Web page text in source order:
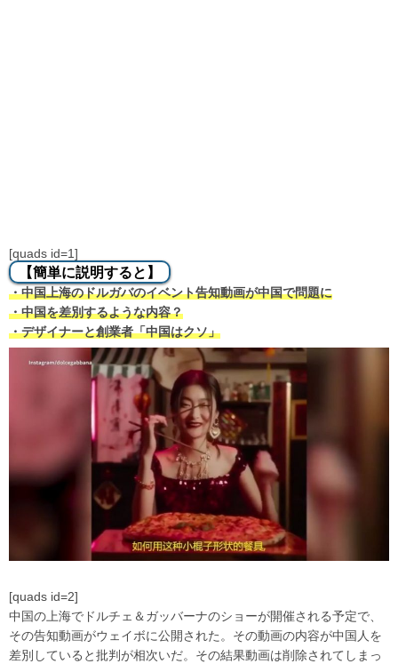
[quads id=1]
【簡単に説明すると】
・中国上海のドルガバのイベント告知動画が中国で問題に
・中国を差別するような内容？
・デザイナーと創業者「中国はクソ」
[quads id=2]
中国の上海でドルチェ＆ガッバーナのショーが開催される予定で、
その告知動画がウェイボに公開された。その動画の内容が中国人を
差別していると批判が相次いだ。その結果動画は削除されてしまっ